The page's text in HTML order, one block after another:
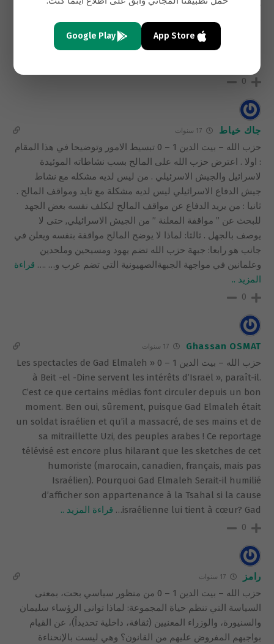
حزب الله – بيت الدين 1 – 0
حرام التخلف ….جاد المالح من اهم الكومديين في العالم …كان
سيضيف الكثير عن فكاهة سكان المغرب العربي ..ناهيك بثقافة
الرجل الواضحة من لغته …على كلن شرائط جاد متوفرة في
الاسواق اخرها بعنوان ابي في العلية …الله يحررنا من التخلف
0
جاك خياط
حزب الله – بيت الدين 1 – 0 تبسيط الامور وتوضيحا في هذا المقام
: اولا . اعترض حزب الله على المالح بسب نشاطاته الموئيدة
لاسرائيل والجيش الاسرئيلي . من ليس لديه مشكله مع نشاط
جيش الدفاع الاسرائيلي ليس لديه مشكلة مع تايد ومواقف المالح .
ثانيا : من يريد الدفاع عن مواقف المالح ليكلف نفسه بعض الجهد
للبحث عن ” مواقفة المعلنة ” من الجيش الاسرائيلي, حتى لا
يوصف بالجهل . ثالثا: لماذا لا يوضح المالح مواقفة بنفسه ويعلن في
جانب هو رابعا: جبهة حزب الله تضم يهود ومسيحين وملحدين
وعلمانين في مواجهة الجبهةالصهيونية التي تضم عرب و… .… قراءة
المزيد ..
0
Ghassan OSMAT 17 سنوات
حزب الله – بيت الدين 1 – 0 « Les spectacles de Gad Elmaleh
à Beit -el -Dine servent les intérêts d’Israël », paraît-il.
C’est ce que certains médias font circuler depuis un bon
moment. Ben oui, sûrement, puisque Gad Elmaleh était
un soldat israélien et qu’il a massacré, de ses mains et de
sa mitraillette Uzi, des peuples arabes ! Ce reportage
télévisé est encore plus hilarant que les sketches de cet
humoriste (marocain, canadien, français, mais pas
Israélien). Pourquoi Gad Elmaleh Serait-il humilié
d’afficher son appartenance à la Tsahal si la cause
israélienne lui tient à cœur? Gad
… قراءة المزيد ..
0
رامز
حزب الله – بيت الدين 1 – 0 من منظور سياسي بحت، بمعنى
السياسة التي تنظم حياة المجموعة: لماذا توانى الرؤساء سليمان
والسنيورة، والوزراء المعنيين (ثقافة، داخلية تحديداً)، عن القيام
بواجبهم المفروض عليهم من القانون؟ وهي ليست بالإنحناءة
App Store
Google Play